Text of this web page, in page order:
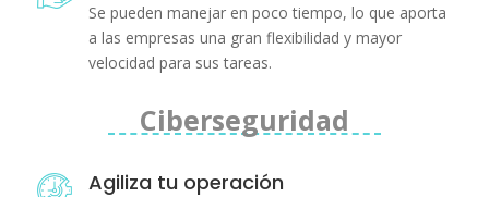
Se pueden manejar en poco tiempo, lo que aporta
a las empresas una gran flexibilidad y mayor
velocidad para sus tareas.
Ciberseguridad
Agiliza tu operación